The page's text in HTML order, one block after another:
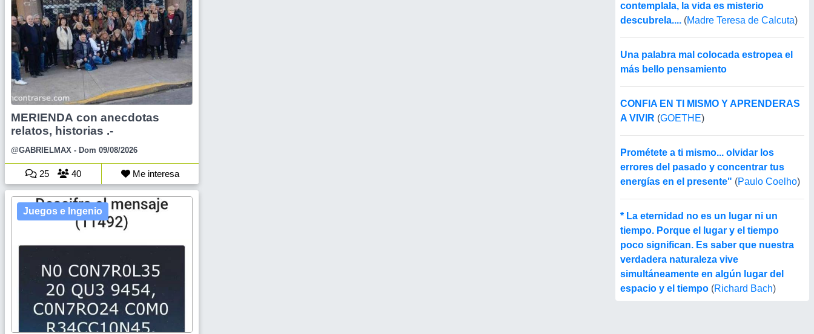
MERIENDA con anecdotas
relatos, historias .-
@GABRIELMAX - Dom 09/08/2026
25 40 Me interesa
Juegos e Ingenio
contemplala, la vida es misterio
descubrela.... (Madre Teresa de Calcuta)
Una palabra mal colocada estropea el
más bello pensamiento
CONFIA EN TI MISMO Y APRENDERAS
A VIVIR (GOETHE)
Prométete a ti mismo... olvidar los
errores del pasado y concentrar tus
energías en el presente" (Paulo Coelho)
* La eternidad no es un lugar ni un
tiempo. Porque el lugar y el tiempo
poco significan. Es saber que nuestra
verdadera naturaleza vive
simultáneamente en algún lugar del
espacio y el tiempo (Richard Bach)